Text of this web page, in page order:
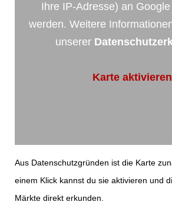
Ihre IP-Adresse) an
werden. Weitere
unserer
Karte aktivieren
Aus Datenschutzgründen ist die Karte
einem Klick kannst du sie aktivieren und
Märkte direkt erkunden.